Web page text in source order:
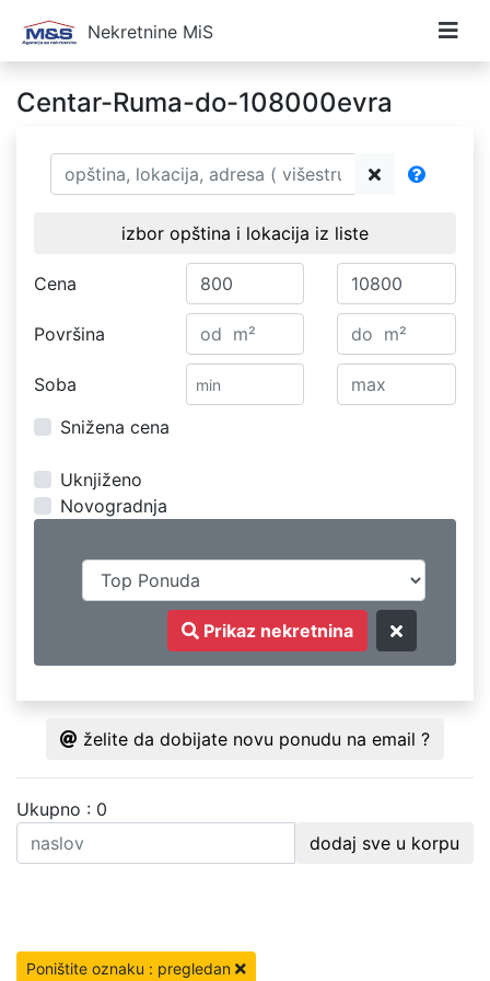
Nekretnine MiS
Centar-Ruma-do-108000evra
izbor opština i lokacija iz liste
Cena
Površina
Soba
Snižena cena
Uknjiženo
Novogradnja
Prikaz nekretnina
želite da dobijate novu ponudu na email ?
Ukupno : 0
dodaj sve u korpu
Poništite oznaku : pregledan